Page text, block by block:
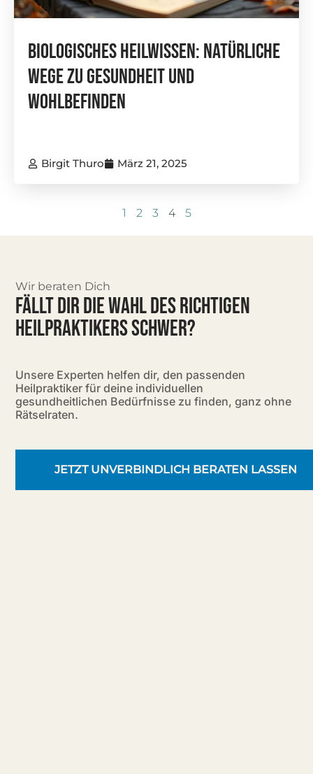
BioLogisches Heilwissen: Natürliche
Wege Zu Gesundheit Und
Wohlbefinden
Birgit Thuro März 21, 2025
1 2 3 4 5
Wir beraten Dich
FÄLLT DIR DIE WAHL DES RICHTIGEN
HEILPRAKTIKERS SCHWER?
Unsere Experten helfen dir, den passenden
Heilpraktiker für deine individuellen
gesundheitlichen Bedürfnisse zu finden, ganz ohne
Rätselraten.
JETZT UNVERBINDLICH BERATEN LASSEN